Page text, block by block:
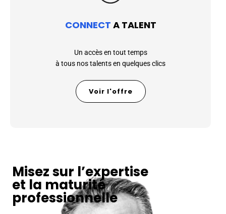
CONNECT A TALENT
Un accès en tout temps
à tous nos talents en quelques clics
Voir l'offre
Misez sur l’expertise
et la maturité
professionnelle